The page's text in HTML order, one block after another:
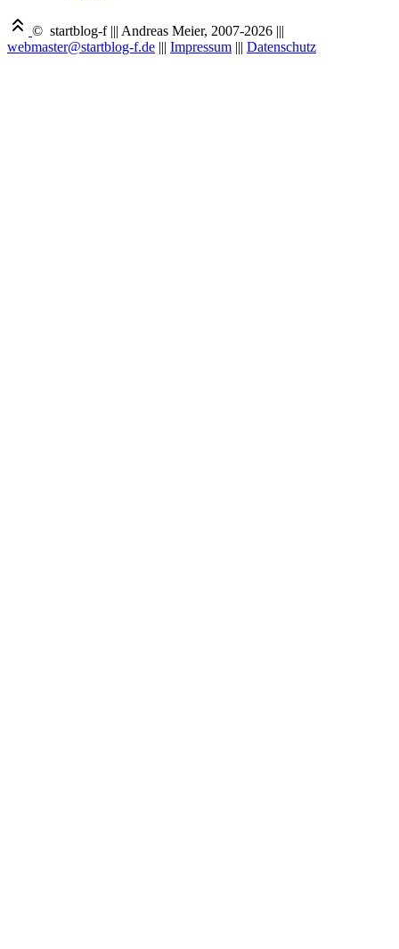
© startblog-f ||| Andreas Meier, 2007-2026 |||
webmaster@startblog-f.de ||| Impressum ||| Datenschutz